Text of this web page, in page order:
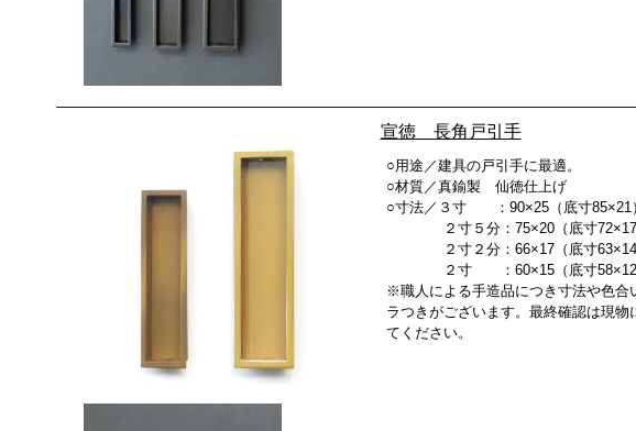
宣徳 長角戸引手
○用途／建具の戸引手に最適。
○材質／真鍮製 仙徳仕上げ
○寸法／３寸 ：90×25（底寸85×21）
２寸５分：75×20（底寸72×17
２寸２分：66×17（底寸63×14
２寸 ：60×15（底寸58×12
※職人による手造品につき寸法や色合
ラつきがございます。最終確認は現物
てください。